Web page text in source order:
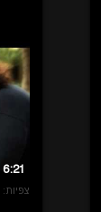
6:21
צפיות: